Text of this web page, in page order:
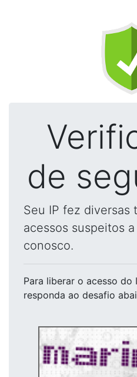
de
Seu IP fez diversas
acessos suspeitos
conosco.
Para liberar o acesso do
responda ao desafio